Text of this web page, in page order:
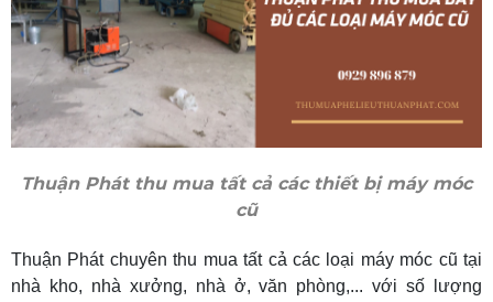
Thuận Phát thu mua tất cả các thiết bị máy móc
cũ
Thuận Phát chuyên thu mua tất cả các loại máy móc cũ tại
nhà kho, nhà xưởng, nhà ở, văn phòng,... với số lượng